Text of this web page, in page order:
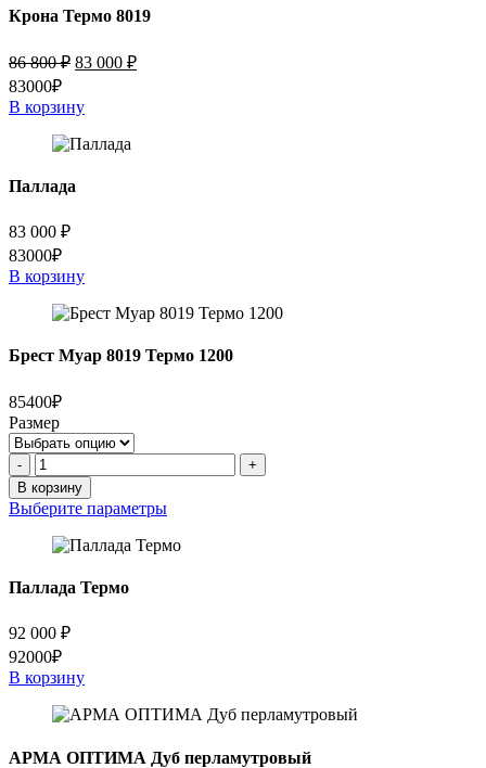
Крона Термо 8019
86 800₽ Первоначальная
86
800 ₽.
83 000 ₽Текущая
83000₽
В корзину
Паллада
83 000 ₽
83000₽
В корзину
Брест Муар 8019 Термо 1200
85400₽
Размер
Количество
товара
Брест
Муар
Термо
1200
-
+
В корзину
Выберите параметры
Паллада Термо
92 000 ₽
92000₽
В корзину
АРМА ОПТИМА Дуб перламутровый